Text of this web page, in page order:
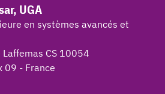
UGA
en systèmes avancés et
CS 10054
09 - France